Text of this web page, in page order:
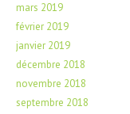
mars 2019
février 2019
janvier 2019
décembre 2018
novembre 2018
septembre 2018